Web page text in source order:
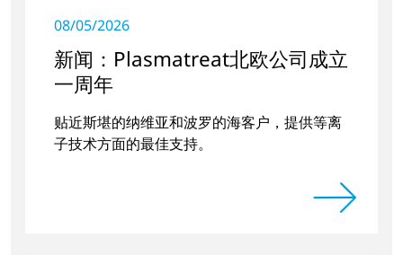
08/05/2026
新闻：Plasmatreat北欧公司成立
一周年
贴近斯堪的纳维亚和波罗的海客户，提供等离
子技术方面的最佳支持。